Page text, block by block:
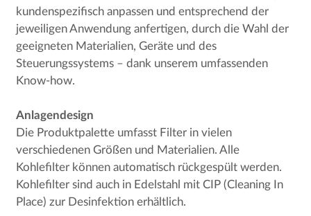
kundenspezifisch anpassen und entsprechend der
jeweiligen Anwendung anfertigen, durch die Wahl der
geeigneten Materialien, Geräte und des
Steuerungssystems – dank unserem umfassenden
Know-how.
Anlagendesign
Die Produktpalette umfasst Filter in vielen
verschiedenen Größen und Materialien. Alle
Kohlefilter können automatisch rückgespült werden.
Kohlefilter sind auch in Edelstahl mit CIP (Cleaning In
Place) zur Desinfektion erhältlich.